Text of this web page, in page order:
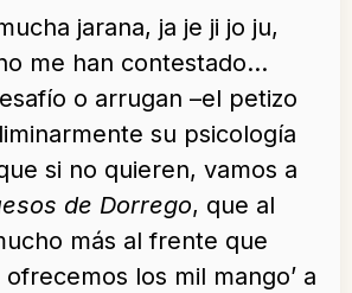
jarana, ja je ji jo ju,
me han contestado…
o arrugan –el petizo
su psicología
si no quieren, vamos a
de Dorrego, que al
más al frente que
los mil mango’ a